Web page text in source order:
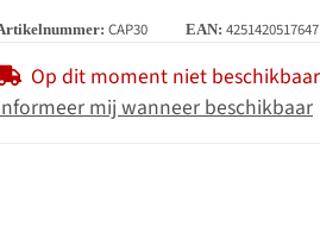
CAP30 EAN: 4251420517647
Op dit moment niet beschikbaar
mij wanneer beschikbaar